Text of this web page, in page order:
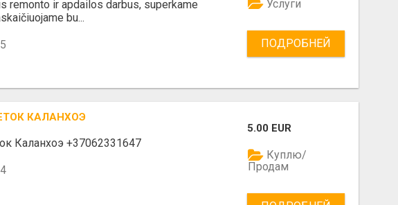
remonto ir apdailos darbus, superkame
bu...
Услуги
ПОДРОБНЕЙ
КАЛАНХОЭ
Каланхоэ +37062331647
5.00 EUR
Куплю/
Продам